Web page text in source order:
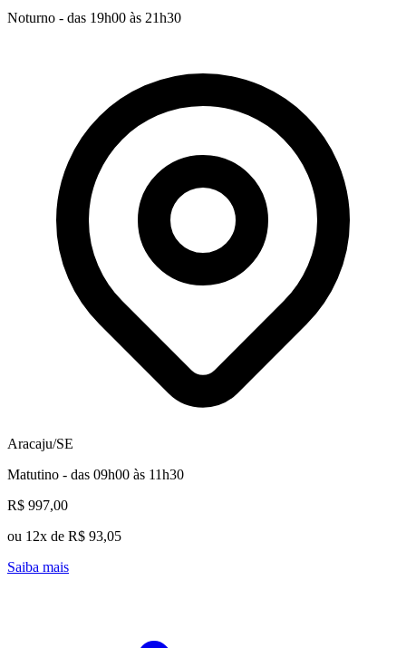
Noturno - das 19h00 às 21h30
Aracaju/SE
Matutino - das 09h00 às 11h30
R$ 997,00
ou 12x de R$ 93,05
Saiba mais